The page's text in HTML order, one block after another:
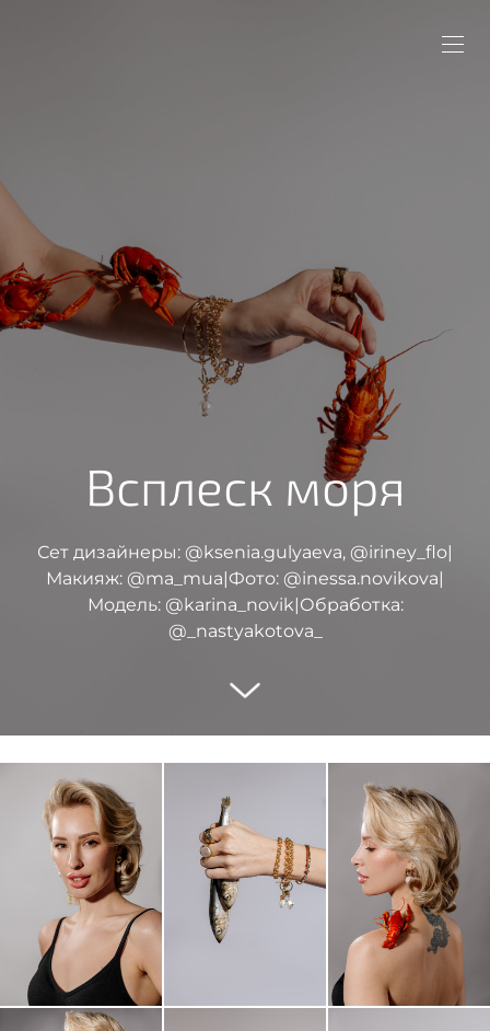
Всплеск моря
Сет дизайнеры: @ksenia.gulyaeva, @iriney_flo|
Макияж: @ma_mua|Фото: @inessa.novikova|
Модель: @karina_novik|Обработка:
@_nastyakotova_